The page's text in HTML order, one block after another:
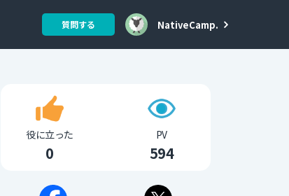
質問する NativeCamp.
役に立った
0
PV
594